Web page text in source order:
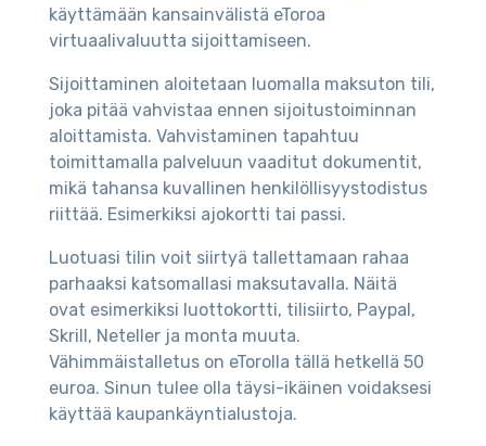
käyttämään kansainvälistä eToroa
virtuaalivaluutta sijoittamiseen.
Sijoittaminen aloitetaan luomalla maksuton tili,
joka pitää vahvistaa ennen sijoitustoiminnan
aloittamista. Vahvistaminen tapahtuu
toimittamalla palveluun vaaditut dokumentit,
mikä tahansa kuvallinen henkilöllisyystodistus
riittää. Esimerkiksi ajokortti tai passi.
Luotuasi tilin voit siirtyä tallettamaan rahaa
parhaaksi katsomallasi maksutavalla. Näitä
ovat esimerkiksi luottokortti, tilisiirto, Paypal,
Skrill, Neteller ja monta muuta.
Vähimmäistalletus on eTorolla tällä hetkellä 50
euroa. Sinun tulee olla täysi-ikäinen voidaksesi
käyttää kaupankäyntialustoja.